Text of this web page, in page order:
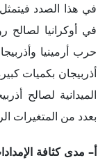
في هذا الصدد
في أوكرانيا لصالح
أذربيجان بكميات
الميدانية لصالح
بعدد من المتغيرات
أ– مدى كثافة